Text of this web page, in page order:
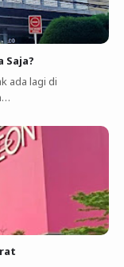
Saja?
ada lagi di